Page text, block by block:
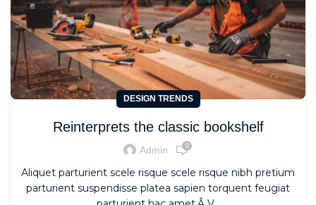
DESIGN TRENDS
Reinterprets the classic bookshelf
Admin 0
Aliquet parturient scele risque scele risque nibh pretium
parturient suspendisse platea sapien torquent feugiat